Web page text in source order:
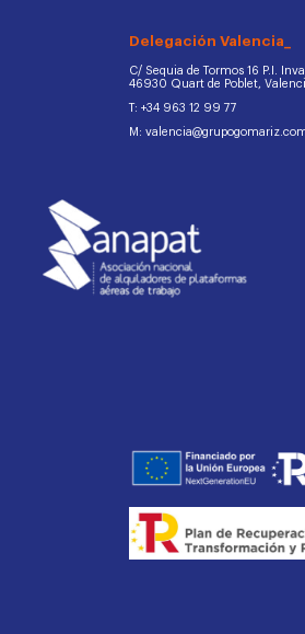
Delegación Valencia_
C/ Sequia de Tormos 16 P.I.
46930 Quart de Poblet,
T: +34 963 12 99 77
M: